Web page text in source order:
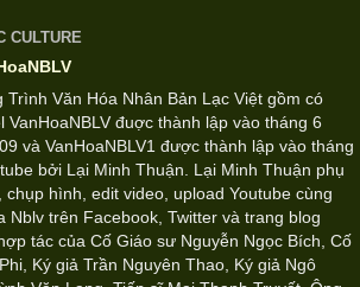
CULTURE
Trình Văn Hóa Nhân Bản Lạc Việt gồm có
VanHoaNBLV đuợc thành lập vào tháng 6
và VanHoaNBLV1 được thành lập vào tháng
bởi Lại Minh Thuận. Lại Minh Thuận phụ
hình, edit video, upload Youtube cùng
Nblv trên Facebook, Twitter và trang blog
tác của Cố Giáo sư Nguyễn Ngọc Bích, Cố
Ký giả Trần Nguyên Thao, Ký giả Ngô